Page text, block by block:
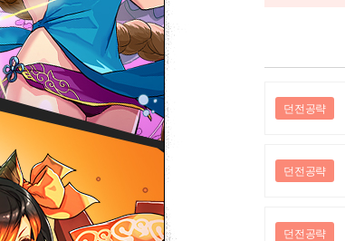
던전공략
던전공략
던전공략